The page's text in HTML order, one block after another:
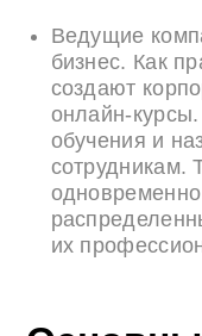
Ведущие
бизнес. Как
создают
онлайн-
обучения и
сотрудникам.
их